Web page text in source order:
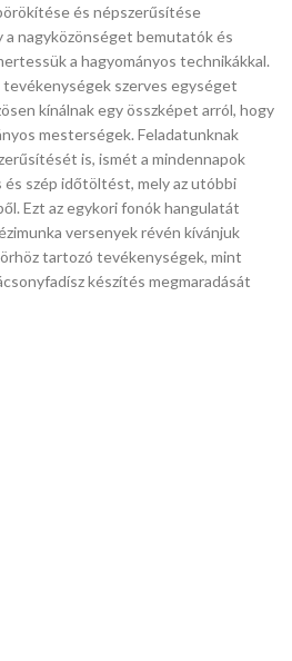
és népszerűsítése
nagyközönséget bemutatók és
a hagyományos technikákkal.
szerves egységet
kínálnak egy összképet arról, hogy
mesterségek. Feladatunknak
is, ismét a mindennapok
és szép időtöltést, mely az utóbbi
Ezt az egykori fonók hangulatát
versenyek révén kívánjuk
tartozó tevékenységek, mint
készítés megmaradását